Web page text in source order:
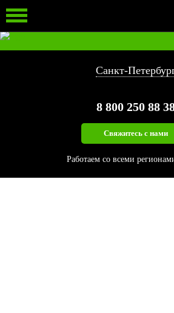
ИЗМЕЛЬЧЕНИЕ
Санкт-
8 800 250 88
Свяжитесь с нами
Работаем со всеми